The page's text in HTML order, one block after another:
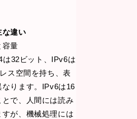
な違い
容量
32ビット、IPv6は
ス空間を持ち、表
ります。IPv6は16
で、人間には読み
が、機械処理には